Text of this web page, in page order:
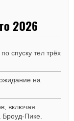
2026
спуску тел трёх
на
включая
Пике.